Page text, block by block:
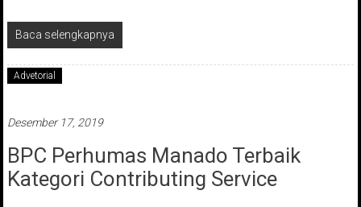
Baca selengkapnya
Advetorial
Desember 17, 2019
BPC Perhumas Manado Terbaik
Kategori Contributing Service